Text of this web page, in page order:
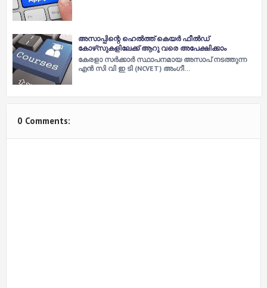
അസാപ്പിന്റെ ഹെല്‍ത്ത് കെയര്‍ ഫീല്‍ഡ്
കോഴ്‌സുകളിലേക്ക് ആറു വരെ അപേക്ഷിക്കാം
കേരളാ സര്‍ക്കാർ സ്ഥാപനമായ അസാപ് നടത്തുന്ന
എന്‍ സി വി ഇ ടി (NCVET) അംഗീ…
0 Comments: